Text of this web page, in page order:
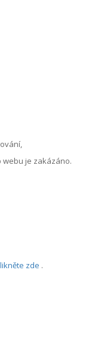
je zakázáno.
zde .